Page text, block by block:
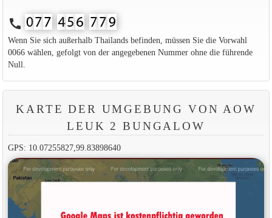
call
Wenn Sie sich außerhalb Thailands befinden, müssen Sie die Vorwahl
0066 wählen, gefolgt von der angegebenen Nummer ohne die führende
Null.
KARTE DER UMGEBUNG VON AOW
LEUK 2 BUNGALOW
GPS: 10.07255827,99.83898640